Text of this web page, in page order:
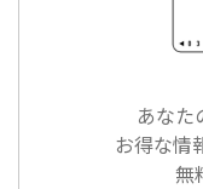
あなた
お得な情
無